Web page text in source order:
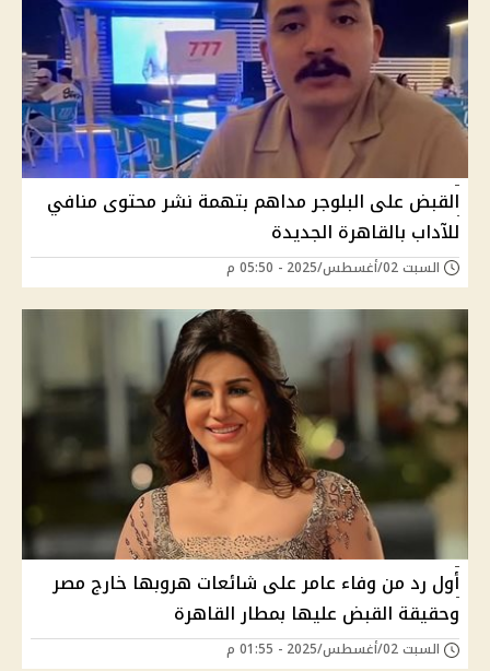
القبض على البلوجر مداهم بتهمة نشر محتوى منافي
للآداب بالقاهرة الجديدة
السبت 02/أغسطس/2025 - 05:50 م
أول رد من وفاء عامر على شائعات هروبها خارج مصر
وحقيقة القبض عليها بمطار القاهرة
السبت 02/أغسطس/2025 - 01:55 م